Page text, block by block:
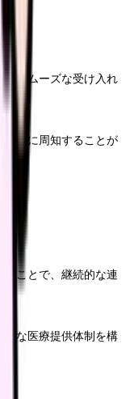
、スムーズな受け入れ
機関に周知することが
ことで、継続的な連
切な医療提供体制を構